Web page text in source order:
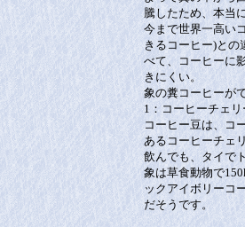
騰したため、本当
今まで世界一高い
きるコーヒー)と
べて、コーヒーに
きにくい。
象の糞コーヒーが
1：コーヒーチェ
コーヒー豆は、コ
あるコーヒーチェ
飲んでも、タイで
象は草食動物で
ックアイボリーコ
だそうです。